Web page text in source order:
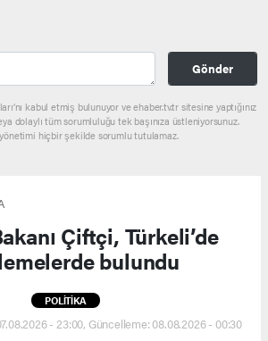
Gönder
kabul etmiş bulunuyor ve ehaber.tv.tr sitesine yaptığınız
dolaylı tüm sorumluluğu tek başınıza üstleniyorsunuz.
hiçbir şekilde sorumlu tutulamaz.
Çiftçi, Türkeli’de
bulundu
POLİTİKA
- 23:00, Güncelleme: 08.08.2026 - 00:30